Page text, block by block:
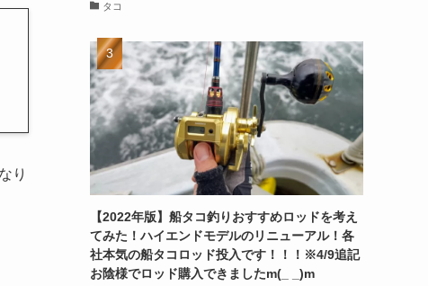
り
タコ
【2022年版】船タコ釣りおすすめロッドを考え
てみた！ハイエンドモデルのリニューアル！各
社本気の船タコロッド投入です！！！※4/9追記
お陰様でロッド購入できましたm(_ _)m